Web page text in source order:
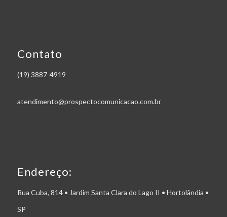
Contato
(19) 3887-4919
atendimento@prospectocomunicacao.com.br
Endereço:
Rua Cuba, 814 • Jardim Santa Clara do Lago II • Hortolândia •
SP